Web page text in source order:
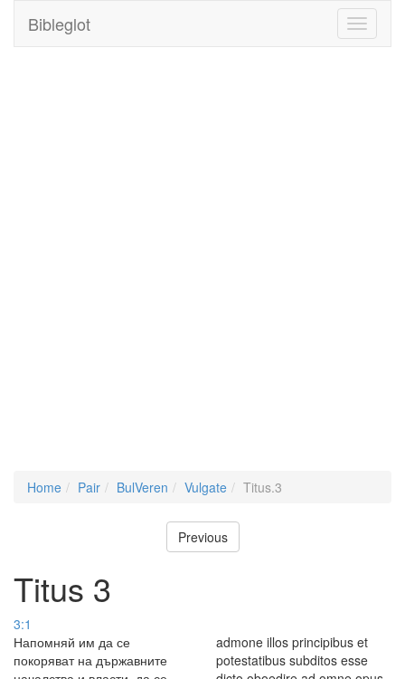
Toggle
Bibleglot
Home Pair BulVeren Vulgate Titus.3
Previous
Titus 3
3:1
Напомняй им да се
покоряват на държавните
admone illos principibus et
potestatibus subditos esse